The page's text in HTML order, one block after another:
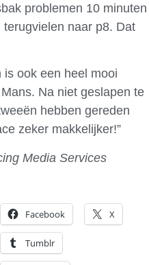
problemen 10 minuten
naar p8. Dat
ook een heel mooi
Na niet geslapen te
hebben gereden
zeker makkelijker!”
Media Services
Facebook X
Tumblr